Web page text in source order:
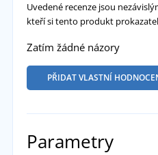
Uvedené recenze jsou
kteří si tento produkt
Zatím žádné názory
PŘIDAT VLASTNÍ
Parametry